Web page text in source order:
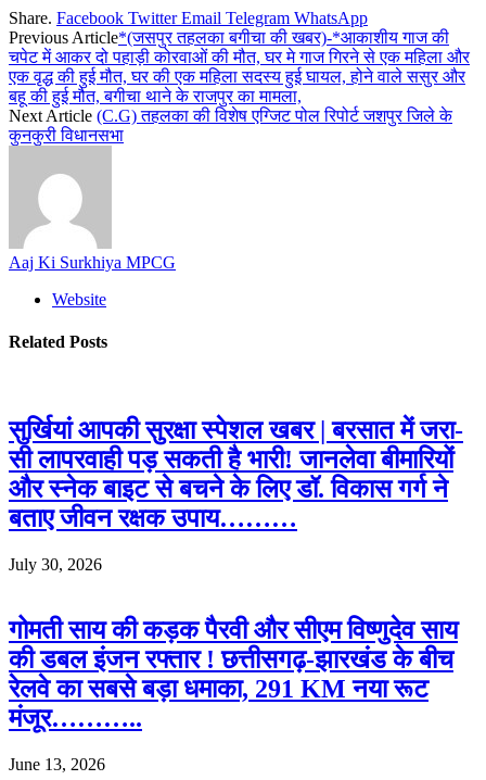
Share. Facebook Twitter Email Telegram WhatsApp
Previous Article*(जसपुर तहलका बगीचा की खबर)-*आकाशीय गाज की
चपेट में आकर दो पहाड़ी कोरवाओं की मौत, घर मे गाज गिरने से एक महिला और
एक वृद्ध की हुई मौत, घर की एक महिला सदस्य हुई घायल, होने वाले ससुर और
बहू की हुई मौत, बगीचा थाने के राजपुर का मामला,
Next Article (C.G) तहलका की विशेष एग्जिट पोल रिपोर्ट जशपुर जिले के
कुनकुरी विधानसभा
Aaj Ki Surkhiya MPCG
Website
Related Posts
सुर्खियां आपकी सुरक्षा स्पेशल खबर | बरसात में जरा-
सी लापरवाही पड़ सकती है भारी! जानलेवा बीमारियों
और स्नेक बाइट से बचने के लिए डॉ. विकास गर्ग ने
बताए जीवन रक्षक उपाय………
July 30, 2026
गोमती साय की कड़क पैरवी और सीएम विष्णुदेव साय
की डबल इंजन रफ्तार ! छत्तीसगढ़-झारखंड के बीच
रेलवे का सबसे बड़ा धमाका, 291 KM नया रूट
मंजूर………..
June 13, 2026